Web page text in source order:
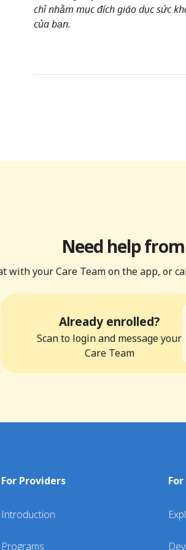
chỉ nhằm mục đích giáo dục sức
của bạn.
Need help
with your Care Team on the app, or
Already enrolled?
Scan to login and message your
Care Team
For Providers
Introduction
Programs